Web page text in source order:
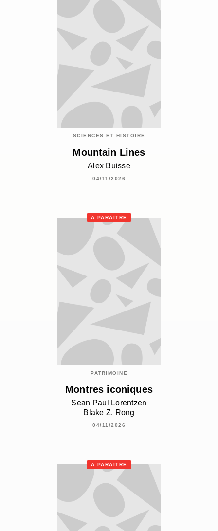
SCIENCES ET HISTOIRE
Mountain Lines
Alex Buisse
04/11/2026
À PARAÎTRE
PATRIMOINE
Montres iconiques
Sean Paul Lorentzen
Blake Z. Rong
04/11/2026
À PARAÎTRE